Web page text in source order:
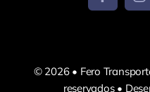
© 2026 • Fero
reservados •